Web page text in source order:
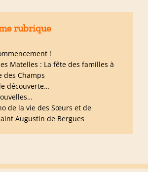
rubrique
!
Matelles : La fête des familles à
des Champs
découverte…
de la vie des Sœurs et de
Augustin de Bergues